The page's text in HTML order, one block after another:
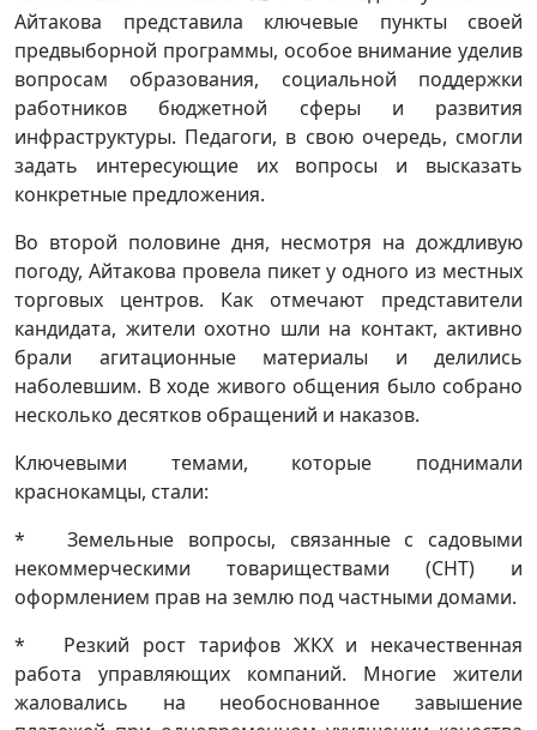
Айтакова представила ключевые пункты своей
предвыборной программы, особое внимание уделив
вопросам образования, социальной поддержки
работников бюджетной сферы и развития
инфраструктуры. Педагоги, в свою очередь, смогли
задать интересующие их вопросы и высказать
конкретные предложения.
Во второй половине дня, несмотря на дождливую
погоду, Айтакова провела пикет у одного из местных
торговых центров. Как отмечают представители
кандидата, жители охотно шли на контакт, активно
брали агитационные материалы и делились
наболевшим. В ходе живого общения было собрано
несколько десятков обращений и наказов.
Ключевыми темами, которые поднимали
краснокамцы, стали:
* Земельные вопросы, связанные с садовыми
некоммерческими товариществами (СНТ) и
оформлением прав на землю под частными домами.
* Резкий рост тарифов ЖКХ и некачественная
работа управляющих компаний. Многие жители
жаловались на необоснованное завышение